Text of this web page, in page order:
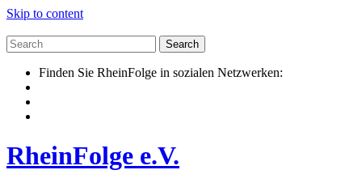
Skip to content
Finden Sie RheinFolge in sozialen Netzwerken:
RheinFolge e.V.